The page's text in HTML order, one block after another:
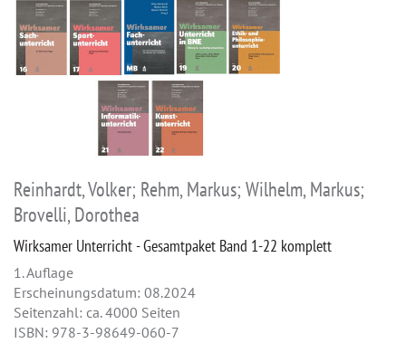
Reinhardt, Volker; Rehm, Markus; Wilhelm, Markus;
Brovelli, Dorothea
Wirksamer Unterricht - Gesamtpaket Band 1-22 komplett
1. Auflage
Erscheinungsdatum: 08.2024
Seitenzahl: ca. 4000 Seiten
ISBN: 978-3-98649-060-7